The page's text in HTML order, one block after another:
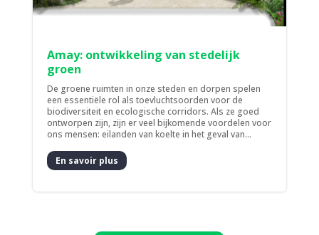
Amay: ontwikkeling van stedelijk
groen
De groene ruimten in onze steden en dorpen spelen
een essentiële rol als toevluchtsoorden voor de
biodiversiteit en ecologische corridors. Als ze goed
ontworpen zijn, zijn er veel bijkomende voordelen voor
ons mensen: eilanden van koelte in het geval van...
En savoir plus